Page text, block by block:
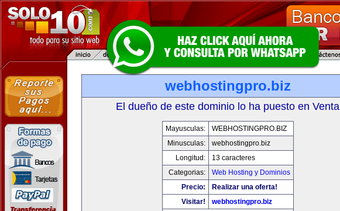
webhostingpro.biz
El dueño de este dominio lo ha puesto en Venta
Mayusculas:
WEBHOSTINGPRO.BIZ
Minusculas:
webhostingpro.biz
Longitud:
13 caracteres
Categorias:
Web Hosting y Dominios
Precio:
Realizar una oferta!
Visitar!
webhostingpro.biz